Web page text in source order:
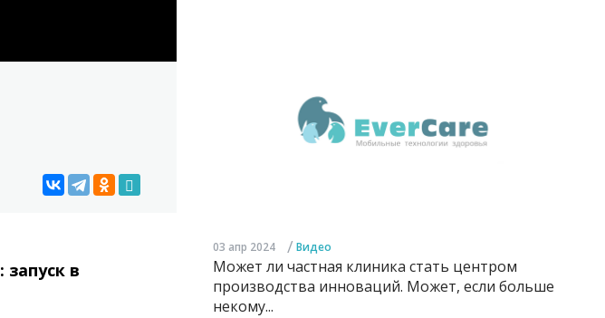
: запуск в
03 апр 2024 / Видео
Может ли частная клиника стать центром
производства инноваций. Может, если больше
некому...